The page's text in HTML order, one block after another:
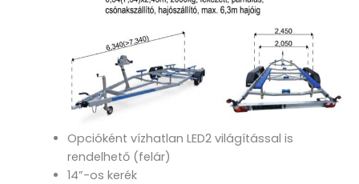
Opcióként vízhatlan LED2 világítással is
rendelhető (felár)
14”-os kerék